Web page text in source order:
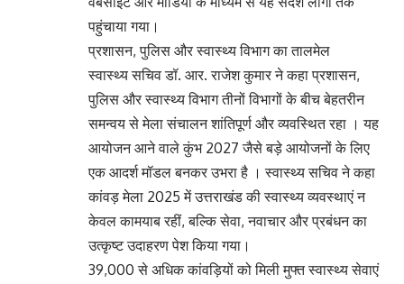
पहुंचाया गया।
प्रशासन, पुलिस और स्वास्थ्य विभाग का तालमेल
स्वास्थ्य सचिव डॉ. आर. राजेश कुमार ने कहा प्रशासन,
पुलिस और स्वास्थ्य विभाग तीनों विभागों के बीच बेहतरीन
समन्वय से मेला संचालन शांतिपूर्ण और व्यवस्थित रहा । यह
आयोजन आने वाले कुंभ 2027 जैसे बड़े आयोजनों के लिए
एक आदर्श मॉडल बनकर उभरा है । स्वास्थ्य सचिव ने कहा
कांवड़ मेला 2025 में उत्तराखंड की स्वास्थ्य व्यवस्थाएं न
केवल कामयाब रहीं, बल्कि सेवा, नवाचार और प्रबंधन का
उत्कृष्ट उदाहरण पेश किया गया।
39,000 से अधिक कांवड़ियों को मिली मुफ्त स्वास्थ्य सेवाएं